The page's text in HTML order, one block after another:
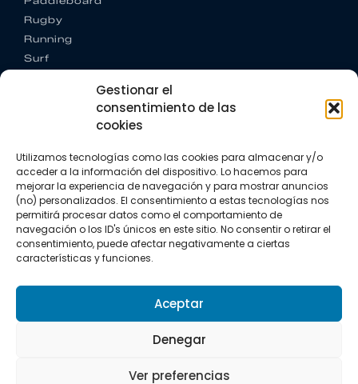
Gestionar el
consentimiento de las
cookies
Utilizamos tecnologías como las cookies para almacenar y/o
acceder a la información del dispositivo. Lo hacemos para
mejorar la experiencia de navegación y para mostrar anuncios
(no) personalizados. El consentimiento a estas tecnologías nos
permitirá procesar datos como el comportamiento de
navegación o los ID's únicos en este sitio. No consentir o retirar el
consentimiento, puede afectar negativamente a ciertas
características y funciones.
Aceptar
Denegar
Ver preferencias
Rugby
Running
Surf
CONTACTO
+34 662 342 177
info@vkssport.com
SÍGUENOS
Política de privacidad
Política de cookies